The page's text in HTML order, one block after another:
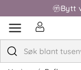
Bytt